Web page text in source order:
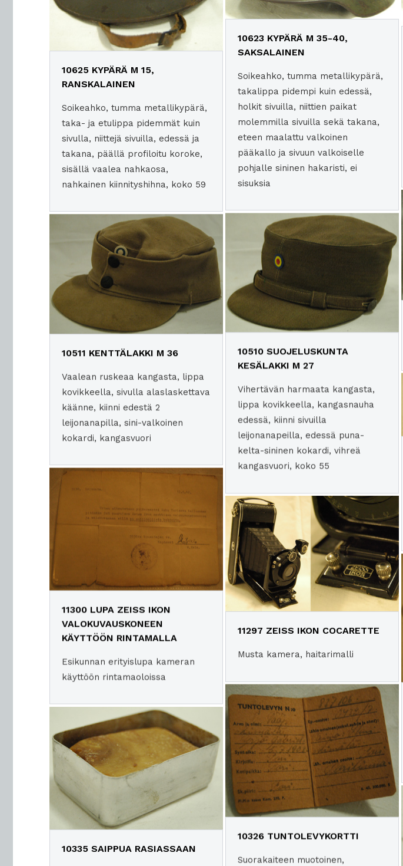
10625 KYPÄRÄ M 15,
RANSKALAINEN
Soikeahko, tumma metallikypärä,
taka- ja etulippa pidemmät kuin
sivulla, niittejä sivuilla, edessä ja
takana, päällä profiloitu koroke,
sisällä vaalea nahkaosa,
nahkainen kiinnityshihna, koko 59
10623 KYPÄRÄ M 35-40,
SAKSALAINEN
Soikeahko, tumma metallikypärä,
takalippa pidempi kuin edessä,
holkit sivuilla, niittien paikat
molemmilla sivuilla sekä takana,
eteen maalattu valkoinen
pääkallo ja sivuun valkoiselle
pohjalle sininen hakaristi, ei
sisuksia
10511 KENTTÄLAKKI M 36
Vaalean ruskeaa kangasta, lippa
kovikkeella, sivulla alaslaskettava
käänne, kiinni edestä 2
leijonanapilla, sini-valkoinen
kokardi, kangasvuori
10510 SUOJELUSKUNTA
KESÄLAKKI M 27
Vihertävän harmaata kangasta,
lippa kovikkeella, kangasnauha
edessä, kiinni sivuilla
leijonanapeilla, edessä puna-
kelta-sininen kokardi, vihreä
kangasvuori, koko 55
11300 LUPA ZEISS IKON
VALOKUVAUSKONEEN
KÄYTTÖÖN RINTAMALLA
Esikunnan erityislupa kameran
käyttöön rintamaoloissa
11297 ZEISS IKON COCARETTE
Musta kamera, haitarimalli
10335 SAIPPUA RASIASSAAN
10326 TUNTOLEVYKORTTI
Suorakaiteen muotoinen,